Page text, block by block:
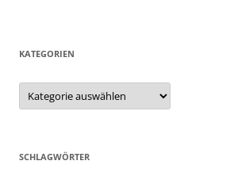
KATEGORIEN
Kategorien
SCHLAGWÖRTER